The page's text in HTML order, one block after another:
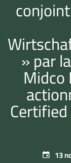
» par
13